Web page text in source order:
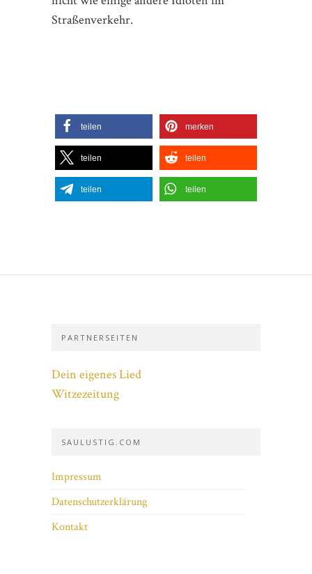
Straßenverkehr.
teilen merken
teilen teilen
teilen teilen
PARTNERSEITEN
Dein eigenes Lied
Witzezeitung
SAULUSTIG.COM
Impressum
Datenschutzerklärung
Kontakt